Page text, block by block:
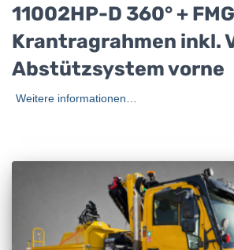
11002HP-D 360° +
Krantragrahmen inkl.
Abstützsystem vorne
Weitere informationen…